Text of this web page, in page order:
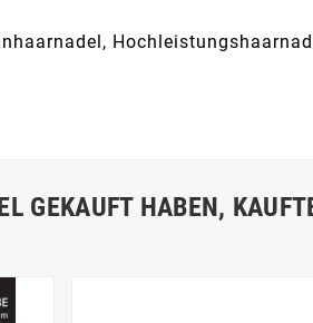
GEKAUFT HABEN,